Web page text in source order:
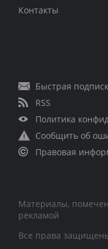
Контакты
Быстрая
RSS
Политика
Сообщить об
Правовая
Материалы,
рекламой
Все права